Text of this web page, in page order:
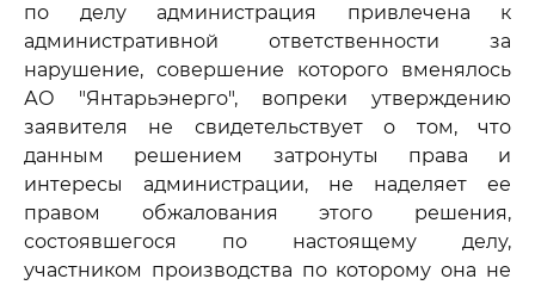
по делу администрация привлечена к
административной ответственности за
нарушение, совершение которого вменялось
АО "Янтарьэнерго", вопреки утверждению
заявителя не свидетельствует о том, что
данным решением затронуты права и
интересы администрации, не наделяет ее
правом обжалования этого решения,
состоявшегося по настоящему делу,
участником производства по которому она не